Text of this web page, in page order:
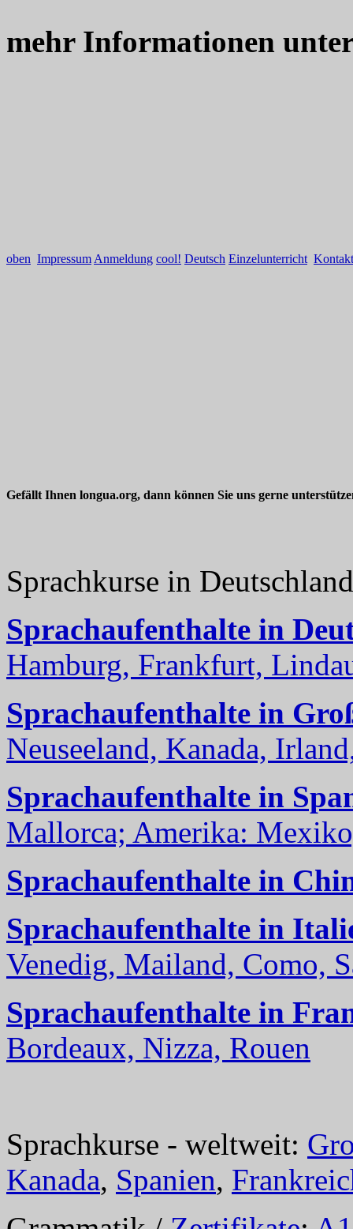
mehr Informationen
oben Impressum Anmeldung cool! Deutsch Einzelunterricht Kontakt
Gefällt Ihnen longua.org, dann können Sie uns gerne
Sprachkurse in
Sprachaufenthalte in
Hamburg, Frankfurt,
Sprachaufenthalte in
Neuseeland, Kanada,
Sprachaufenthalte in
Mallorca; Amerika:
Sprachaufenthalte in
Sprachaufenthalte in
Venedig, Mailand, Como,
Sprachaufenthalte in
Bordeaux, Nizza, Rouen
Sprachkurse - weltweit:
Kanada, Spanien,